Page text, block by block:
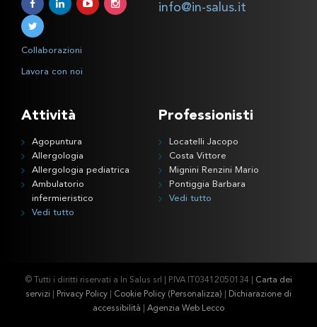
Collaborazioni
Lavora con noi
info@in-salus.it
Attività
Agopuntura
Allergologia
Allergologia pediatrica
Ambulatorio
infermieristico
Vedi tutto
Professionisti
Locatelli Jacopo
Costa Vittore
Mignini Renzini Mario
Pontiggia Barbara
Vedi tutto
© Tutti i diritti riservati a In Salus srl | P.IVA IT03412050134 | Carta dei
servizi
Privacy Policy Cookie Policy (Personalizza)
Dichiarazione di
accessibilità
Agenzia Web Lecco